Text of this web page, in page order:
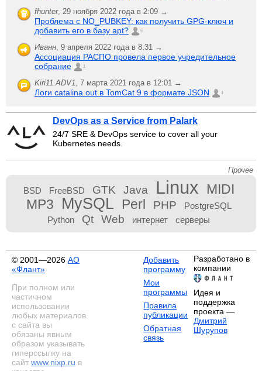
fhunter, 29 ноября 2022 года в 2:09 →
Проблема с NO_PUBKEY: как получить GPG-ключ и
добавить его в базу apt?
6
Иванн, 9 апреля 2022 года в 8:31 →
Ассоциация РАСПО провела первое учредительное
собрание
1
Kiri11.ADV1, 7 марта 2021 года в 12:01 →
Логи catalina.out в TomCat 9 в формате JSON 1
DevOps as a Service from Palark
24/7 SRE & DevOps service to cover all your
Kubernetes needs.
Прочее
BSD FreeBSD GTK Java Linux
MIDI
MP3
MySQL Perl PHP
PostgreSQL
Python
Qt Web интернет серверы
© 2001—2026 АО
«Флант»
При полном или
частичном
использовании
любых материалов
с сайта вы
обязаны явным
образом указывать
гиперссылку на
сайт www.nixp.ru в
Добавить
программу
Мои
программы
Правила
публикации
Обратная
связь
Разработано в
компании
Идея и
поддержка
проекта —
Дмитрий
Шурупов